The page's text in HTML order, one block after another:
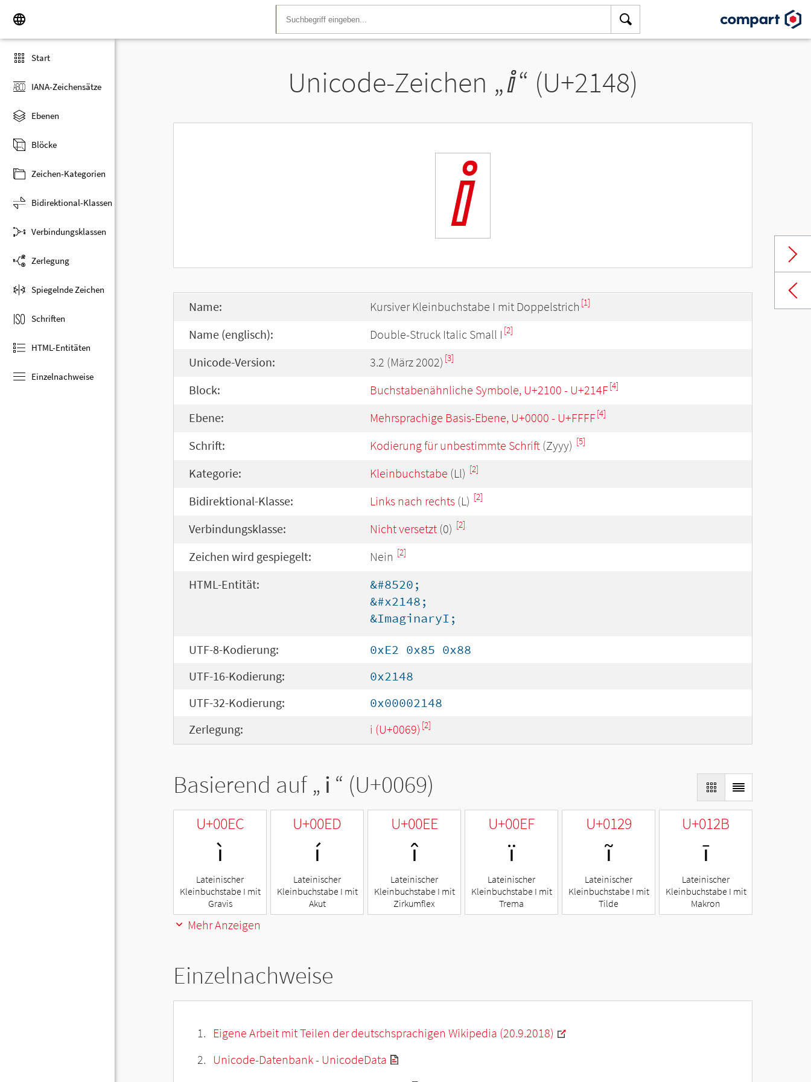
Start
IANA-Zeichensätze
Ebenen
Blöcke
Zeichen-Kategorien
Bidirektional-Klassen
Verbindungsklassen
Zerlegung
Spiegelnde Zeichen
Schriften
HTML-Entitäten
Einzelnachweise
Unicode-Zeichen „ⅈ“ (U+2148)
ⅈ
Name: Kursiver Kleinbuchstabe I mit Doppelstrich [1]
Name (englisch): Double-Struck Italic Small I [2]
Unicode-Version: 3.2 (März 2002) [3]
Block: Buchstabenähnliche Symbole, U+2100 - U+214F[4]
Ebene: Mehrsprachige Basis-Ebene, U+0000 - U+FFFF[4]
Schrift: Kodierung für unbestimmte Schrift (Zyyy) [5]
Kategorie: Kleinbuchstabe (Ll) [2]
Bidirektional-Klasse: Links nach rechts (L) [2]
Verbindungsklasse: Nicht versetzt (0) [2]
Zeichen wird gespiegelt: Nein [2]
HTML-Entität:
&#8520;
&#x2148;
&ImaginaryI;
UTF-8-Kodierung:
0xE2 0x85 0x88
UTF-16-Kodierung:
0x2148
UTF-32-Kodierung:
0x00002148
Zerlegung:
i (U+0069) [2]
Basierend auf „ i “ (U+0069)
U+00EC
ì
Lateinischer
Kleinbuchstabe I mit
Gravis
U+00ED
í
Lateinischer
Kleinbuchstabe I mit
Akut
U+00EE
î
Lateinischer
Kleinbuchstabe I mit
Zirkumflex
U+00EF
ï
Lateinischer
Kleinbuchstabe I mit
Trema
U+0129
ĩ
Lateinischer
Kleinbuchstabe I mit
Tilde
U+012B
ī
Lateinischer
Kleinbuchstabe I mit
Makron
Mehr Anzeigen
Einzelnachweise
Eigene Arbeit mit Teilen der deutschsprachigen Wikipedia (20.9.2018)
Unicode-Datenbank - UnicodeData